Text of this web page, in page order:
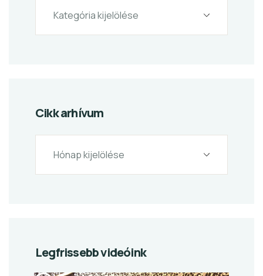
Cikk arhívum
Legfrissebb videóink